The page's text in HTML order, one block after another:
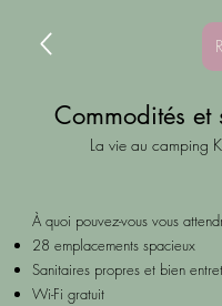
Commodités et
La vie au camping
À quoi pouvez-vous vous
28 emplacements spacieux
Sanitaires propres et bien
Wi-Fi gratuit